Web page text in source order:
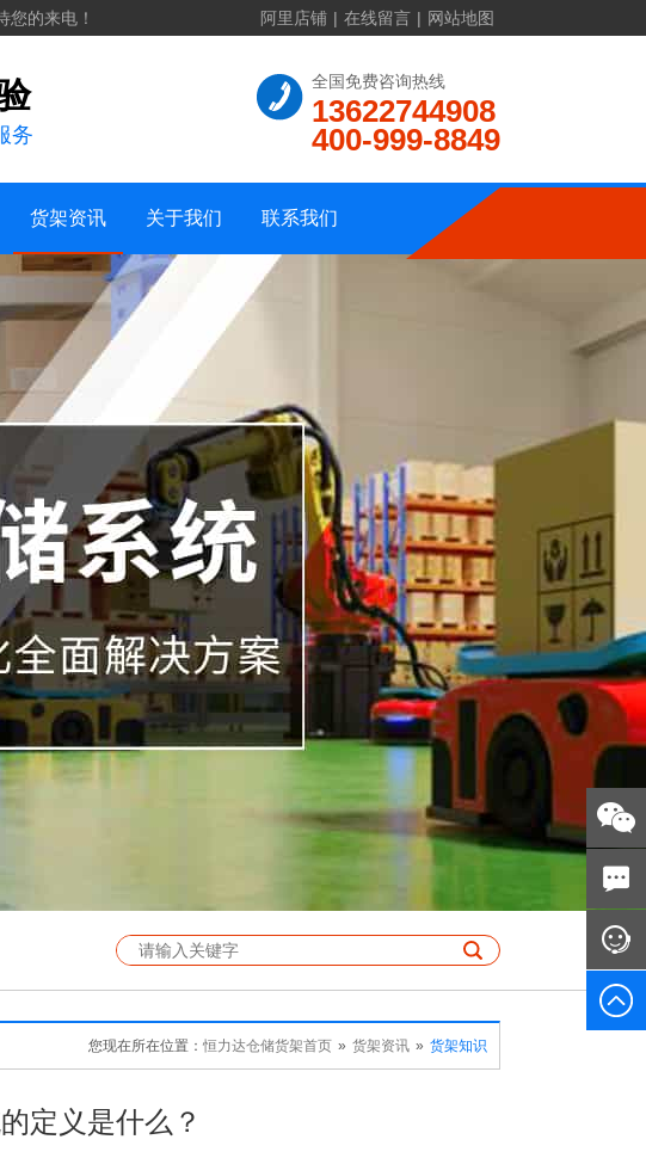
的来电！ 阿里店铺 | 在线留言 | 网站地图
务
全国免费咨询热线
13622744908
400-999-8849
货架资讯
货架知识 关于我们
公司相册 联系我们
在线留言
网站地图
您现在所在位置： 恒力达仓储货架首页 » 货架资讯 » 货架知识
定义是什么？